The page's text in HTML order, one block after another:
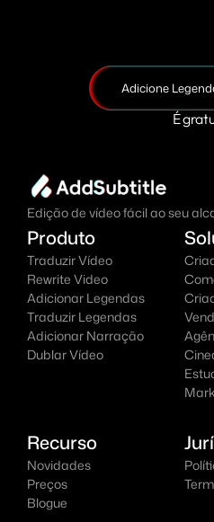
Adicione
É
Edição de vídeo fácil ao seu
Produto
Traduzir Vídeo
Rewrite Video
Adicionar Legendas
Traduzir Legendas
Adicionar Narração
Dublar Vídeo
Recurso
Novidades
Preços
Blogue